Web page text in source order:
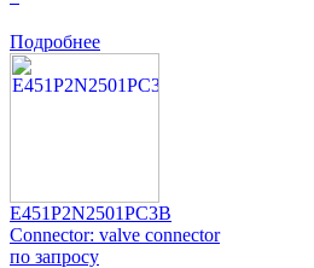
Подробнее
E451P2N2501PC3B
Connector: valve connector
по запросу